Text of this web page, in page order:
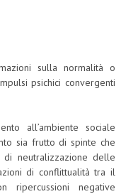
sulla normalità o
psichici convergenti
all’ambiente sociale
sia frutto di spinte che
neutralizzazione delle
di conflittualità tra il
negative